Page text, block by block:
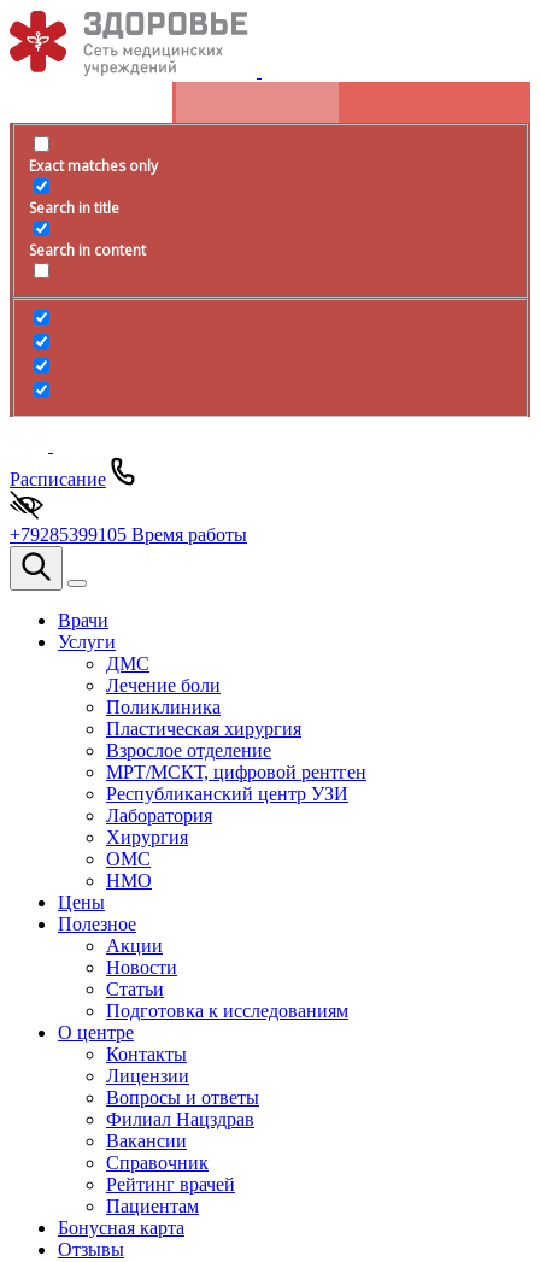
Exact matches only
Search in title
Search in content
Расписание
+79285399105 Время работы
Врачи
Услуги
ДМС
Лечение боли
Поликлиника
Пластическая хирургия
Взрослое отделение
МРТ/МСКТ, цифровой рентген
Республиканский центр УЗИ
Лаборатория
Хирургия
ОМС
НМО
Цены
Полезное
Акции
Новости
Статьи
Подготовка к исследованиям
О центре
Контакты
Лицензии
Вопросы и ответы
Филиал Нацздрав
Вакансии
Справочник
Рейтинг врачей
Пациентам
Бонусная карта
Отзывы